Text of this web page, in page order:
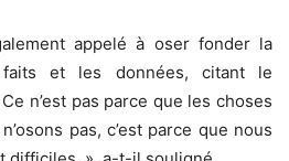
appelé à oser fonder la
et les données, citant le
n’est pas parce que les choses
pas, c’est parce que nous